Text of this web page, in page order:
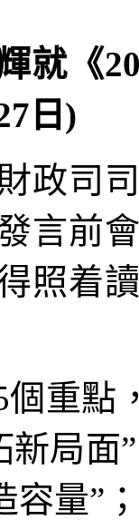
就《
日)
政司
言前
照着
重點
新局面
容量”